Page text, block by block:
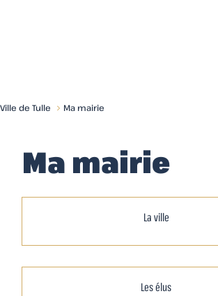
Ville de Tulle Ma mairie
Ma mairie
La ville
Les élus